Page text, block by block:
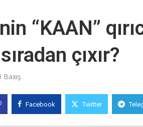
“KAAN”
çıxır?
Baxış
Facebook Twitter